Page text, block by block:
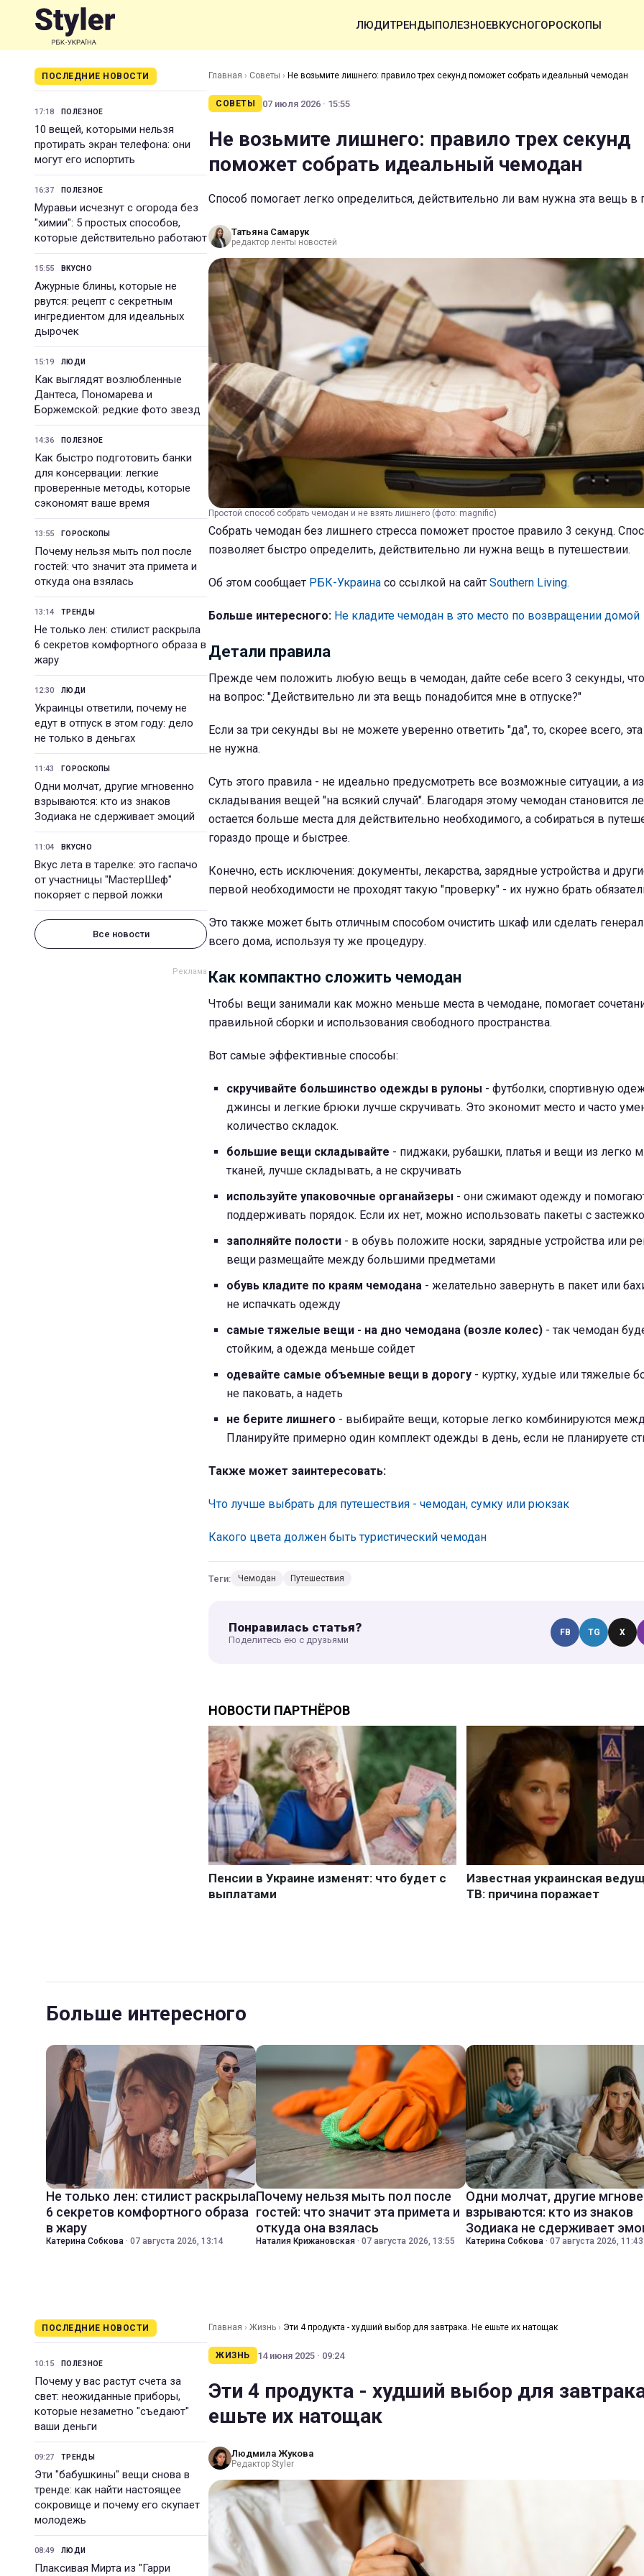
ЛЮДИТРЕНДЫПОЛЕЗНОЕВКУСНОГОРОСКОПЫ
ПОСЛЕДНИЕ НОВОСТИ
17:18 ПОЛЕЗНОЕ
10 вещей, которыми нельзя
протирать экран телефона: они
могут его испортить
16:37 ПОЛЕЗНОЕ
Муравьи исчезнут с огорода без
"химии": 5 простых способов,
которые действительно работают
15:55 ВКУСНО
Ажурные блины, которые не
рвутся: рецепт с секретным
ингредиентом для идеальных
дырочек
15:19 ЛЮДИ
Как выглядят возлюбленные
Дантеса, Пономарева и
Боржемской: редкие фото звезд
14:36 ПОЛЕЗНОЕ
Как быстро подготовить банки
для консервации: легкие
проверенные методы, которые
сэкономят ваше время
13:55 ГОРОСКОПЫ
Почему нельзя мыть пол после
гостей: что значит эта примета и
откуда она взялась
13:14 ТРЕНДЫ
Не только лен: стилист раскрыла
6 секретов комфортного образа в
жару
12:30 ЛЮДИ
Украинцы ответили, почему не
едут в отпуск в этом году: дело
не только в деньгах
11:43 ГОРОСКОПЫ
Одни молчат, другие мгновенно
взрываются: кто из знаков
Зодиака не сдерживает эмоций
11:04 ВКУСНО
Вкус лета в тарелке: это гаспачо
от участницы "МастерШеф"
покоряет с первой ложки
Все новости
Главная › Советы › Не возьмите лишнего: правило трех секунд поможет собрать идеальный чемодан
СОВЕТЫ 07 июля 2026 · 15:55
Не возьмите лишнего: правило трех секунд
поможет собрать идеальный чемодан
Способ помогает легко определиться, действительно ли вам нужна эта вещь в
Татьяна Самарук
редактор ленты новостей
Простой способ собрать чемодан и не взять лишнего (фото: magnific)
Собрать чемодан без лишнего стресса поможет простое правило 3 секунд.
позволяет быстро определить, действительно ли нужна вещь в путешествии.
Об этом сообщает РБК-Украина со ссылкой на сайт Southern Living.
Больше интересного: Не кладите чемодан в это место по возвращении домой
Детали правила
Прежде чем положить любую вещь в чемодан, дайте себе всего 3 секунды,
на вопрос: "Действительно ли эта вещь понадобится мне в отпуске?"
Если за три секунды вы не можете уверенно ответить "да", то, скорее всего,
не нужна.
Суть этого правила - не идеально предусмотреть все возможные ситуации, а
складывания вещей "на всякий случай". Благодаря этому чемодан становится
остается больше места для действительно необходимого, а собираться в
гораздо проще и быстрее.
Конечно, есть исключения: документы, лекарства, зарядные устройства и
первой необходимости не проходят такую "проверку" - их нужно брать
Это также может быть отличным способом очистить шкаф или сделать
всего дома, используя ту же процедуру.
Как компактно сложить чемодан
Чтобы вещи занимали как можно меньше места в чемодане, помогает
правильной сборки и использования свободного пространства.
Вот самые эффективные способы:
скручивайте большинство одежды в рулоны - футболки, спортивную
джинсы и легкие брюки лучше скручивать. Это экономит место и часто
количество складок.
большие вещи складывайте - пиджаки, рубашки, платья и вещи из легко
тканей, лучше складывать, а не скручивать
используйте упаковочные органайзеры - они сжимают одежду и
поддерживать порядок. Если их нет, можно использовать пакеты с
заполняйте полости - в обувь положите носки, зарядные устройства или
вещи размещайте между большими предметами
обувь кладите по краям чемодана - желательно завернуть в пакет или
не испачкать одежду
самые тяжелые вещи - на дно чемодана (возле колес) - так чемодан
стойким, а одежда меньше сойдет
одевайте самые объемные вещи в дорогу - куртку, худые или тяжелые
не паковать, а надеть
не берите лишнего - выбирайте вещи, которые легко комбинируются
Планируйте примерно один комплект одежды в день, если не планируете
Также может заинтересовать:
Что лучше выбрать для путешествия - чемодан, сумку или рюкзак
Какого цвета должен быть туристический чемодан
Теги: Чемодан Путешествия
Понравилась статья?
Поделитесь ею с друзьями
FB TG X
Больше интересного
Не только лен: стилист раскрыла
6 секретов комфортного образа
в жару
Катерина Собкова · 07 августа 2026, 13:14
Почему нельзя мыть пол после
гостей: что значит эта примета и
откуда она взялась
Наталия Крижановская · 07 августа 2026, 13:55
Одни молчат, другие
взрываются: кто из знаков
Зодиака не сдерживает
Катерина Собкова · 07 августа 2026, 11:43
ПОСЛЕДНИЕ НОВОСТИ
10:15 ПОЛЕЗНОЕ
Почему у вас растут счета за
свет: неожиданные приборы,
которые незаметно "съедают"
ваши деньги
09:27 ТРЕНДЫ
Эти "бабушкины" вещи снова в
тренде: как найти настоящее
сокровище и почему его скупает
молодежь
08:49 ЛЮДИ
Плаксивая Мирта из "Гарри
Главная › Жизнь › Эти 4 продукта - худший выбор для завтрака. Не ешьте их натощак
ЖИЗНЬ 14 июня 2025 · 09:24
Эти 4 продукта - худший выбор для
ешьте их натощак
Людмила Жукова
Редактор Styler